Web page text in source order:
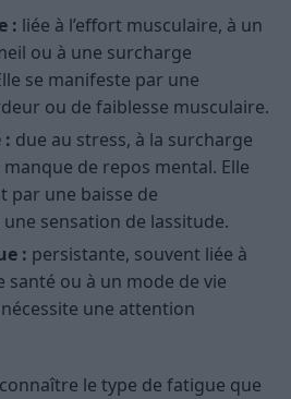
: liée à l’effort musculaire, à un
ou à une surcharge
se manifeste par une
ou de faiblesse musculaire.
: due au stress, à la surcharge
de repos mental. Elle
par une baisse de
sensation de lassitude.
: persistante, souvent liée à
santé ou à un mode de vie
une attention
le type de fatigue que